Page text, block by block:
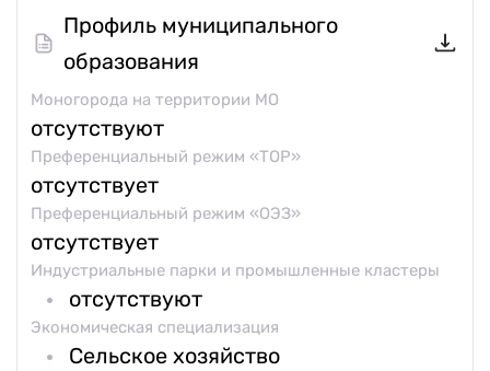
Профиль муниципального
образования
Моногорода на территории МО
отсутствуют
Преференциальный режим «ТОР»
отсутствует
Преференциальный режим «ОЭЗ»
отсутствует
Индустриальные парки и промышленные кластеры
отсутствуют
Экономическая специализация
Сельское хозяйство